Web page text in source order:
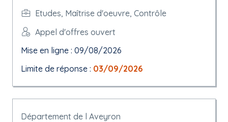
Etudes, Maîtrise d'oeuvre, Contrôle
Appel d'offres ouvert
Mise en ligne : 09/08/2026
Limite de réponse : 03/09/2026
Département de l Aveyron